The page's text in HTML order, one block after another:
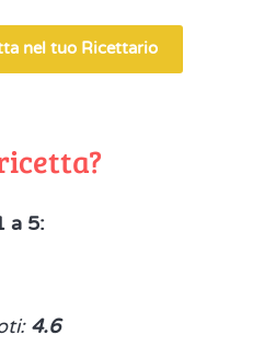
nel tuo Ricettario
a 5:
4.6